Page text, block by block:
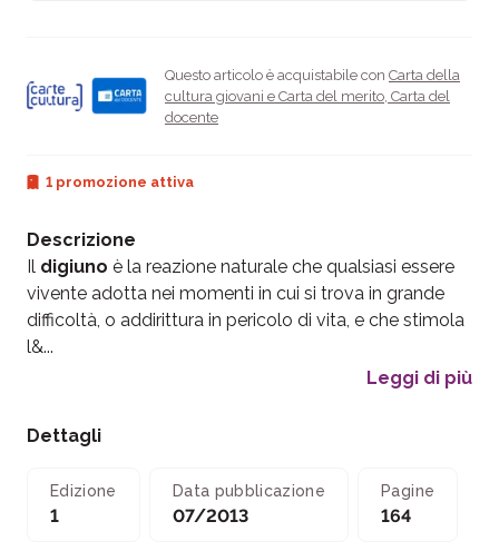
Questo articolo è acquistabile con Carta della
cultura giovani e Carta del merito Carta del
docente
1 promozione attiva
Descrizione
Il digiuno è la reazione naturale che qualsiasi essere
vivente adotta nei momenti in cui si trova in grande
difficoltà, o addirittura in pericolo di vita, e che stimola
l&...
Leggi di più
Dettagli
Edizione
1
Data pubblicazione
07/2013
Pagine
164